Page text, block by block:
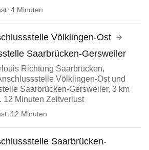
4 Minuten
Völklingen-Ost
Saarbrücken-Gersweiler
Richtung Saarbrücken,
Völklingen-Ost und
Saarbrücken-Gersweiler, 3 km
12 Minuten Zeitverlust
12 Minuten
Saarbrücken-